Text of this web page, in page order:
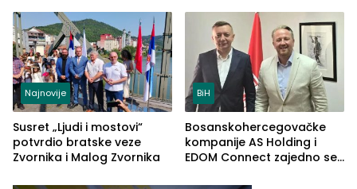
(FOTO)
Najnovije
Susret „Ljudi i mostovi“
potvrdio bratske veze
Zvornika i Malog Zvornika
BiH
Bosanskohercegovačke
kompanije AS Holding i
EDOM Connect zajedno se